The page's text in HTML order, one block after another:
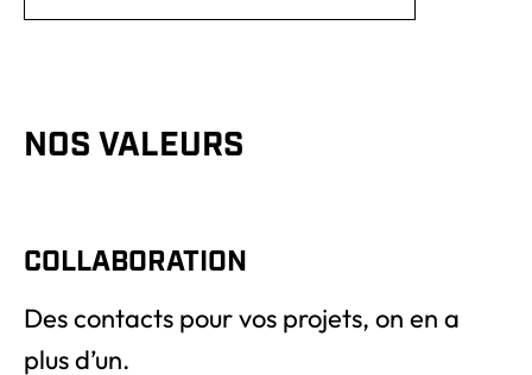
NOS VALEURS
COLLABORATION
Des contacts pour vos projets, on en a
plus d’un.